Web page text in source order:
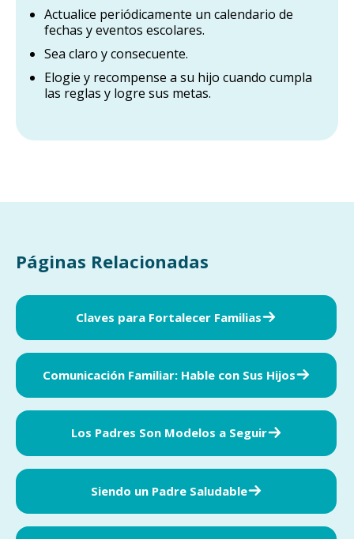
Actualice periódicamente un calendario de
fechas y eventos escolares.
Sea claro y consecuente.
Elogie y recompense a su hijo cuando cumpla
las reglas y logre sus metas.
Páginas Relacionadas
Claves para Fortalecer Familias
Comunicación Familiar: Hable con Sus Hijos
Los Padres Son Modelos a Seguir
Siendo un Padre Saludable